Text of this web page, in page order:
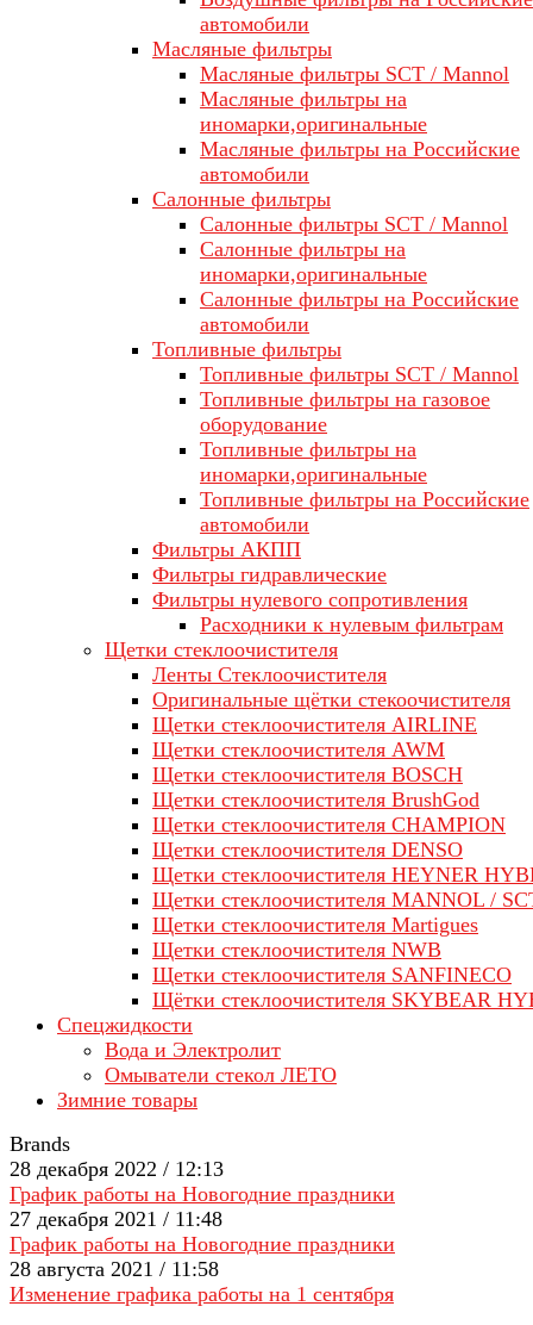
автомобили
Масляные фильтры
Масляные фильтры SCT / Mannol
Масляные фильтры на
иномарки,оригинальные
Масляные фильтры на Российские
автомобили
Салонные фильтры
Салонные фильтры SCT / Mannol
Салонные фильтры на
иномарки,оригинальные
Салонные фильтры на Российские
автомобили
Топливные фильтры
Топливные фильтры SCT / Mannol
Топливные фильтры на газовое
оборудование
Топливные фильтры на
иномарки,оригинальные
Топливные фильтры на Российские
автомобили
Фильтры АКПП
Фильтры гидравлические
Фильтры нулевого сопротивления
Расходники к нулевым фильтрам
Щетки стеклоочистителя
Ленты Стеклоочистителя
Оригинальные щётки стекоочистителя
Щетки стеклоочистителя AIRLINE
Щетки стеклоочистителя AWM
Щетки стеклоочистителя BOSCH
Щетки стеклоочистителя BrushGod
Щетки стеклоочистителя CHAMPION
Щетки стеклоочистителя DENSO
Щетки стеклоочистителя HEYNER
Щетки стеклоочистителя MANNOL /
Щетки стеклоочистителя Martigues
Щетки стеклоочистителя NWB
Щетки стеклоочистителя SANFINECO
Щётки стеклоочистителя SKYBEAR
Спецжидкости
Вода и Электролит
Омыватели стекол ЛЕТО
Зимние товары
Brands
28 декабря 2022 / 12:13
График работы на Новогодние праздники
27 декабря 2021 / 11:48
График работы на Новогодние праздники
28 августа 2021 / 11:58
Изменение графика работы на 1 сентября